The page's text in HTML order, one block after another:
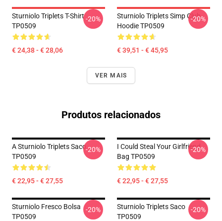
Sturniolo Triplets T-Shirt
TP0509
€ 24,38 - € 28,06
-20%
Sturniolo Triplets Simp Club
Hoodie TP0509
€ 39,51 - € 45,95
-20%
VER MAIS
Produtos relacionados
A Sturniolo Triplets Saco
TP0509
€ 22,95 - € 27,55
-20%
I Could Steal Your Girlfriend
Bag TP0509
€ 22,95 - € 27,55
-20%
Sturniolo Fresco Bolsa
TP0509
-20%
Sturniolo Triplets Saco
TP0509
-20%